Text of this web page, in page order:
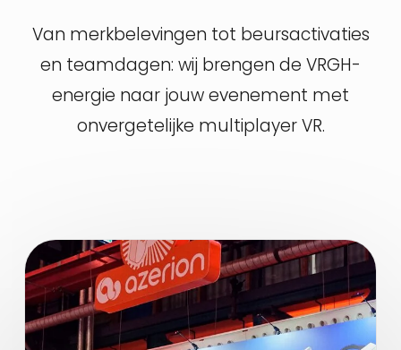
Van merkbelevingen tot beursactivaties
en teamdagen: wij brengen de VRGH-
energie naar jouw evenement met
onvergetelijke multiplayer VR.